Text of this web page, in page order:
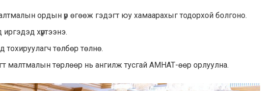
ордын үр өгөөж гэдэгт юу хамаарахыг тодорхой болгоно.
хүртээнэ.
төлбөр төлнө.
малтмалын төрлөөр нь ангилж тусгай АМНАТ-өөр орлуулна.